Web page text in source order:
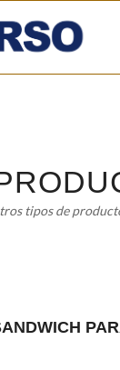
tipos de